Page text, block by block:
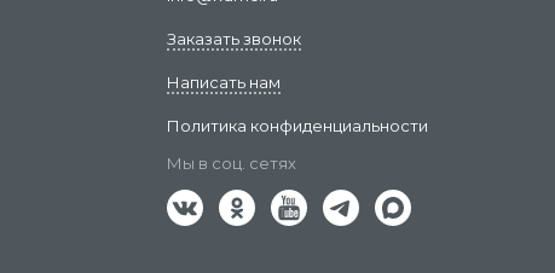
Заказать звонок
Написать нам
Политика конфиденциальности
Мы в соц. сетях